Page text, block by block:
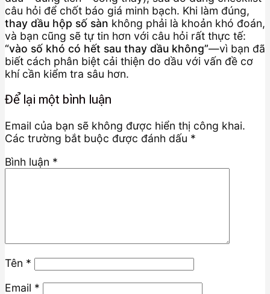
câu hỏi để chốt báo giá minh bạch. Khi làm đúng,
thay dầu hộp số sàn không phải là khoản khó đoán,
và bạn cũng sẽ tự tin hơn với câu hỏi rất thực tế:
“vào số khó có hết sau thay dầu không”—vì bạn đã
biết cách phân biệt cải thiện do dầu với vấn đề cơ
khí cần kiểm tra sâu hơn.
Để lại một bình luận
Email của bạn sẽ không được hiển thị công khai.
Các trường bắt buộc được đánh dấu *
Bình luận *
Tên *
Email *